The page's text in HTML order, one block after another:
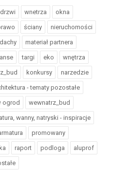
wnetrza okna
ściany nieruchomości
dachy materiał partnera
targi eko wnętrza
konkursy narzedzie
- tematy pozostałe
ogrod wewnatrz_bud
wanny, natryski - inspiracje
promowany
raport podloga aluprof